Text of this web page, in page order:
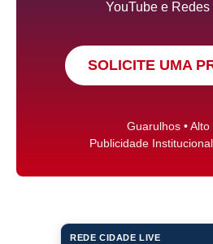
YouTube e Redes
SOLICITE UMA
Guarulhos • Alto
Publicidade
REDE CIDADE LIVE